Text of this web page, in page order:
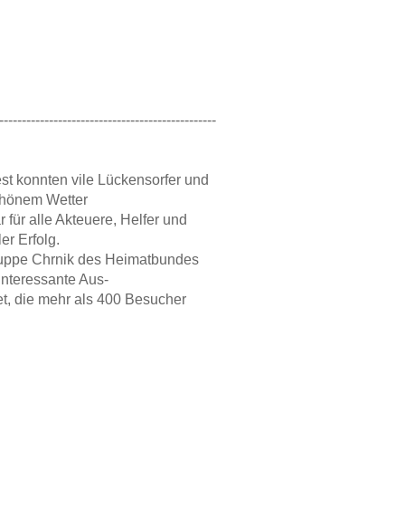
konnten vile Lückensorfer und
Wetter
für alle Akteuere, Helfer und
Erfolg.
Chrnik des Heimatbundes
Aus-
die mehr als 400 Besucher